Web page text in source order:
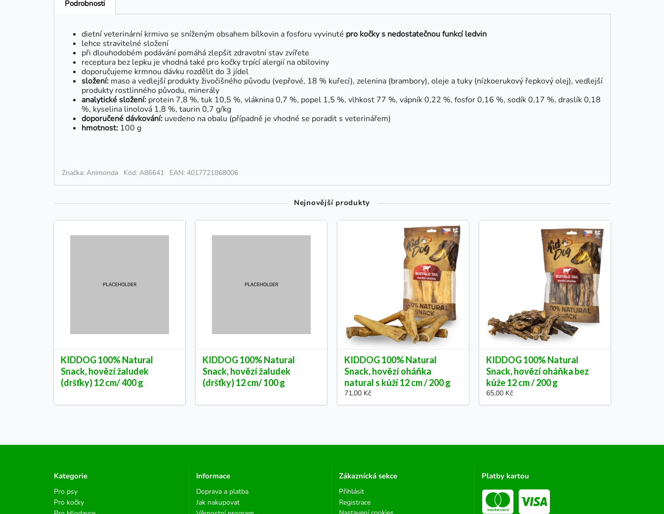
Podrobnosti
dietní veterinární krmivo se sníženým obsahem bílkovin a fosforu vyvinuté pro kočky s nedostatečnou funkcí ledvin
lehce stravitelné složení
při dlouhodobém podávání pomáhá zlepšit zdravotní stav zvířete
receptura bez lepku je vhodná také pro kočky trpící alergií na obiloviny
doporučujeme krmnou dávku rozdělit do 3 jídel
složení:maso a vedlejší produkty živočišného původu (vepřové, 18 % kuřecí), zelenina (brambory), oleje a tuky (nízkoerukový řepkový olej), vedlejší
produkty rostlinného původu, minerály
analytické složení: protein 7,8 %, tuk 10,5 %, vláknina 0,7 %, popel 1,5 %, vlhkost 77 %, vápník 0,22 %, fosfor 0,16 %, sodík 0,17 %, draslík 0,18
%, kyselina linolová 1,8 %, taurin 0,7 g/kg
doporučené dávkování:uvedeno na obalu (případně je vhodné se poradit s veterinářem)
hmotnost:100 g
Značka: Animonda Kód: A86641 EAN: 4017721868006
Nejnovější produkty
KIDDOG 100% Natural
Snack, hovězí žaludek
(dršťky) 12 cm/ 400 g
KIDDOG 100% Natural
Snack, hovězí žaludek
(dršťky) 12 cm/ 100 g
KIDDOG 100% Natural
Snack, hovězí oháňka
natural s kůží 12 cm / 200 g
71,00 Kč
KIDDOG 100% Natural
Snack, hovězí oháňka bez
kůže 12 cm / 200 g
65,00 Kč
Kategorie
Pro psy
Pro kočky
Informace
Doprava a platba
Jak nakupovat
Zákaznícká sekce
Přihlásit
Registrace
Platby kartou